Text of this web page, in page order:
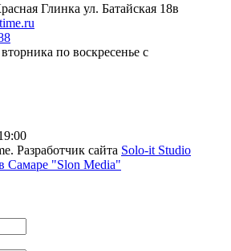
Глинка ул. Батайская 18в
по воскресенье с
Разработчик сайта Solo-it Studio
Самаре "Slon Media"